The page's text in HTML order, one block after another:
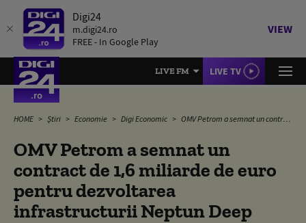
Digi24
m.digi24.ro
FREE - In Google Play
VIEW
LIVE FM LIVE TV
HOME Știri Economie Digi Economic OMV Petrom a semnat un contract de 1,6 miliarde de euro pentru dezvoltarea infrastructurii Neptun Deep
OMV Petrom a semnat un
contract de 1,6 miliarde de euro
pentru dezvoltarea
infrastructurii Neptun Deep